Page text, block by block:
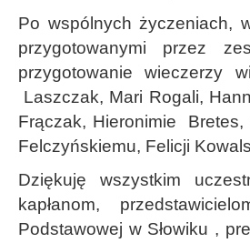
Po wspólnych życzeniach,
przygotowanymi przez
przygotowanie wieczerzy
Laszczak, Mari Rogali,
Frączak, Hieronimie
Felczyńskiemu, Felicji
Dziękuję wszystkim
kapłanom,
Podstawowej w Słowiku ,